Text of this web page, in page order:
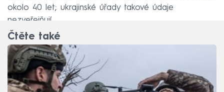
okolo 40 let; ukrajinské úřady takové údaje
nezveřejňují.
Čtěte také